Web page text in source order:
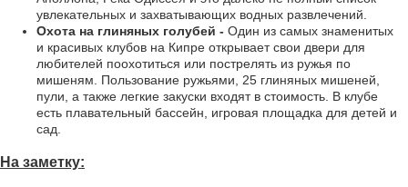
увлекательных и захватывающих водных развлечений.
Охота на глиняных голубей - Один из самых знаменитых
и красивых клубов на Кипре открывает свои двери для
любителей поохотиться или пострелять из ружья по
мишеням. Пользование ружьями, 25 глиняных мишеней,
пули, а также легкие закуски входят в стоимость. В клубе
есть плавательный бассейн, игровая площадка для детей и
сад.
На заметку: